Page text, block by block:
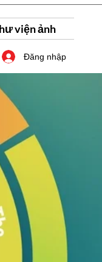
viện ảnh
Đăng nhập